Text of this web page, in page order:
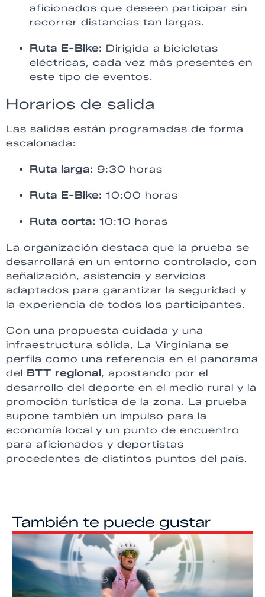
aficionados que deseen participar sin
recorrer distancias tan largas.
Ruta E-Bike: Dirigida a bicicletas
eléctricas, cada vez más presentes en
este tipo de eventos.
Horarios de salida
Las salidas están programadas de forma
escalonada:
Ruta larga: 9:30 horas
Ruta E-Bike: 10:00 horas
Ruta corta: 10:10 horas
La organización destaca que la prueba se
desarrollará en un entorno controlado, con
señalización, asistencia y servicios
adaptados para garantizar la seguridad y
la experiencia de todos los participantes.
Con una propuesta cuidada y una
infraestructura sólida, La Virginiana se
perfila como una referencia en el panorama
del BTT regional, apostando por el
desarrollo del deporte en el medio rural y la
promoción turística de la zona. La prueba
supone también un impulso para la
economía local y un punto de encuentro
para aficionados y deportistas
procedentes de distintos puntos del país.
También te puede gustar